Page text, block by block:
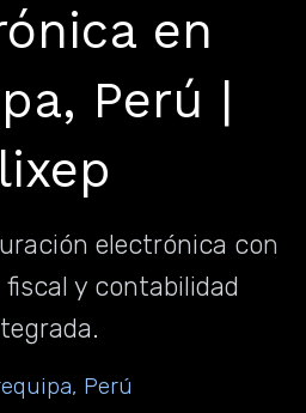
en
Perú |
electrónica con
y contabilidad
Perú